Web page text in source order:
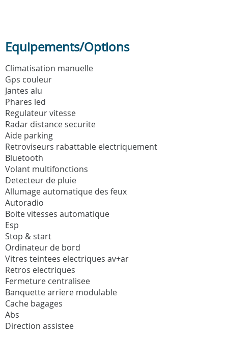
Equipements/Options
Climatisation manuelle
Gps couleur
Jantes alu
Phares led
Regulateur vitesse
Radar distance securite
Aide parking
Retroviseurs rabattable electriquement
Bluetooth
Volant multifonctions
Detecteur de pluie
Allumage automatique des feux
Autoradio
Boite vitesses automatique
Esp
Stop & start
Ordinateur de bord
Vitres teintees electriques av+ar
Retros electriques
Fermeture centralisee
Banquette arriere modulable
Cache bagages
Abs
Direction assistee